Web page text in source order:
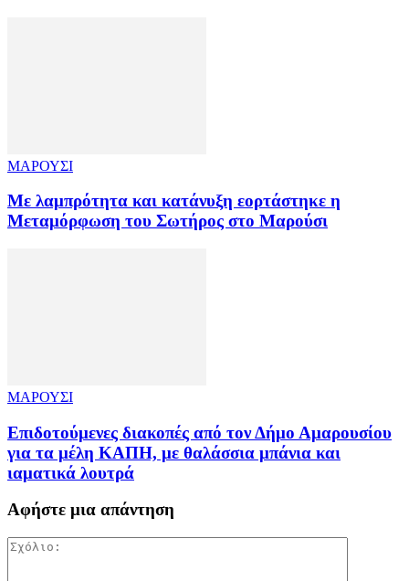
ΜΑΡΟΥΣΙ
Με λαμπρότητα και κατάνυξη εορτάστηκε η
Μεταμόρφωση του Σωτήρος στο Μαρούσι
ΜΑΡΟΥΣΙ
Επιδοτούμενες διακοπές από τον Δήμο Αμαρουσίου
για τα μέλη ΚΑΠΗ, με θαλάσσια μπάνια και
ιαματικά λουτρά
Αφήστε μια απάντηση